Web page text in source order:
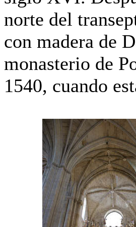
norte del
con madera de
monasterio de
1540, cuando